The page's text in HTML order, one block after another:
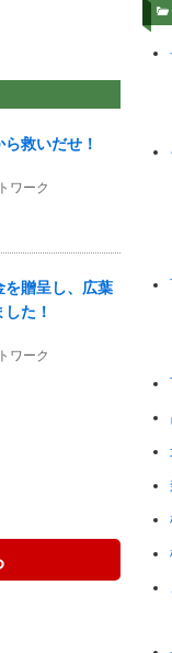
救いだせ！
ワーク
を贈呈し、広葉
た！
ワーク